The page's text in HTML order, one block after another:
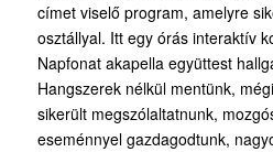
címet viselő program, amelyre
osztállyal. Itt egy órás interaktív
Napfonat akapella együttest
Hangszerek nélkül mentünk,
sikerült megszólaltatnunk,
eseménnyel gazdagodtunk,